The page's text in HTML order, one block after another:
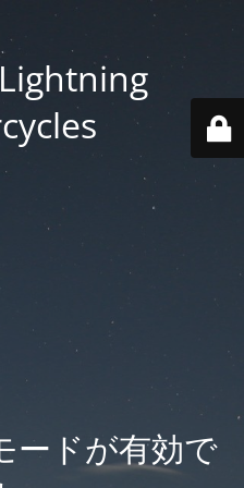
ードが有効で